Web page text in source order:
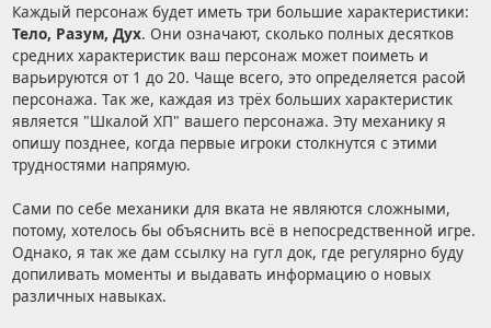
Каждый персонаж будет иметь три большие характеристики:
Тело, Разум, Дух. Они означают, сколько полных десятков
средних характеристик ваш персонаж может поиметь и
варьируются от 1 до 20. Чаще всего, это определяется расой
персонажа. Так же, каждая из трёх больших характеристик
является "Шкалой ХП" вашего персонажа. Эту механику я
опишу позднее, когда первые игроки столкнутся с этими
трудностями напрямую.
Сами по себе механики для вката не являются сложными,
потому, хотелось бы объяснить всё в непосредственной игре.
Однако, я так же дам ссылку на гугл док, где регулярно буду
допиливать моменты и выдавать информацию о новых
различных навыках.